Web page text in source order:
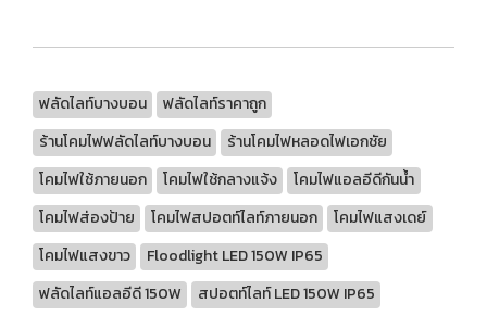
ฟลัดไลท์บางบอน
ฟลัดไลท์ราคาถูก
ร้านโคมไฟฟลัดไลท์บางบอน
ร้านโคมไฟหลอดไฟเอกชัย
โคมไฟใช้ภายนอก
โคมไฟใช้กลางแจ้ง
โคมไฟแอลอีดีกันน้ำ
โคมไฟส่องป้าย
โคมไฟสปอตท์ไลท์ภายนอก
โคมไฟแสงเดย์
โคมไฟแสงขาว
Floodlight LED 150W IP65
ฟลัดไลท์แอลอีดี 150W
สปอตท์ไลท์ LED 150W IP65